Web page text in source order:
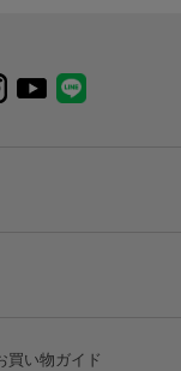
買い物ガイド